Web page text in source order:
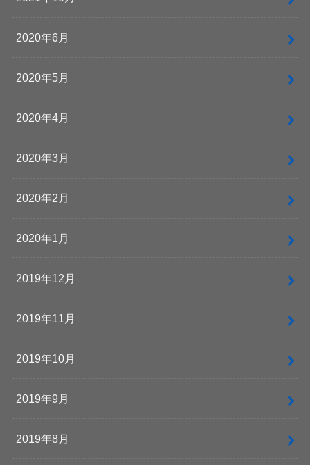
2020年6月
2020年5月
2020年4月
2020年3月
2020年2月
2020年1月
2019年12月
2019年11月
2019年10月
2019年9月
2019年8月